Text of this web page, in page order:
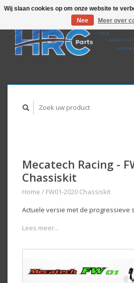
Mecatech Racing -
Chassiskit
Home / FW01-2020 Chassiskit
Actuele versie met de progressieve
Lees meer...
Wij slaan cookies op om onze website te
Nee
Meer over